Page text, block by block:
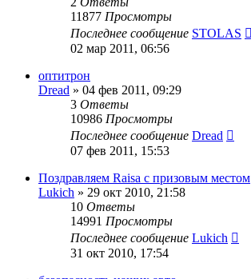
11877 Просмотры
Последнее сообщение STOLAS
02 мар 2011, 06:56
оптитрон
Dread » 04 фев 2011, 09:29
3 Ответы
10986 Просмотры
Последнее сообщение Dread
07 фев 2011, 15:53
Поздравляем Raisa c призовым местом
Lukich » 29 окт 2010, 21:58
10 Ответы
14991 Просмотры
Последнее сообщение Lukich
31 окт 2010, 17:54